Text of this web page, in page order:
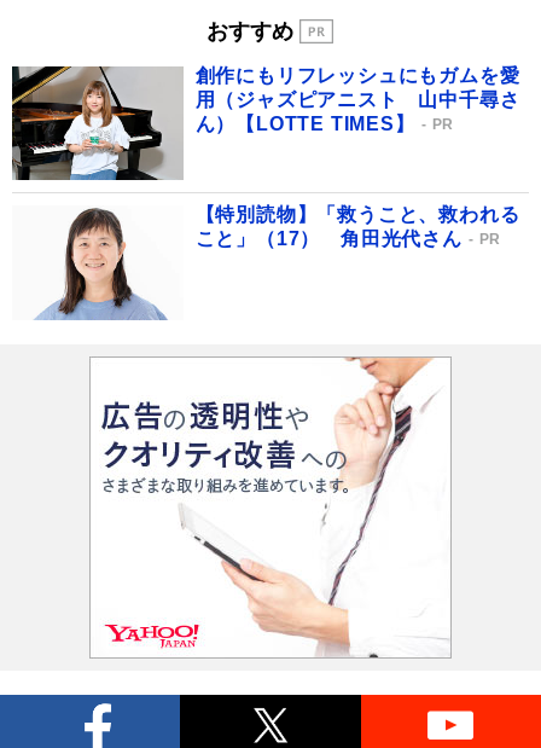
おすすめ
創作にもリフレッシュにもガムを愛
用（ジャズピアニスト 山中千尋さ
ん）【LOTTE TIMES】
PR
【特別読物】「救うこと、救われる
こと」（17） 角田光代さん
PR